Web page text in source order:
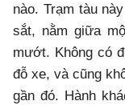
nào. Trạm tàu
sắt, nằm giữa
mướt. Không có
đỗ xe, và cũng
gần đó. Hành